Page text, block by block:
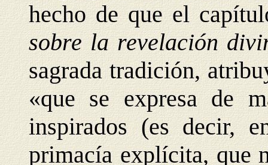
hecho de que el
sobre la revelación
sagrada tradición,
«que se expresa de
inspirados (es decir,
primacía explícita, que